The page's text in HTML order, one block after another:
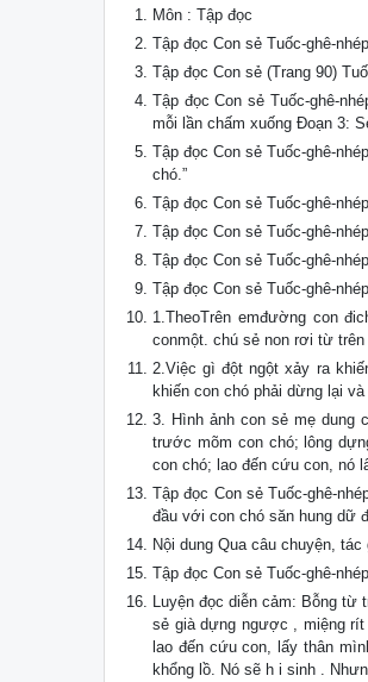
Môn : Tập đọc
Tập đọc Con sẻ Tuốc-ghê-
Tập đọc Con sẻ (Trang 90)
Tập đọc Con sẻ Tuốc-ghê-
mỗi lần chấm xuống Đoạn 3:
Tập đọc Con sẻ Tuốc-ghê-
chó.”
Tập đọc Con sẻ Tuốc-ghê-
Tập đọc Con sẻ Tuốc-ghê-
Tập đọc Con sẻ Tuốc-ghê-
Tập đọc Con sẻ Tuốc-ghê-
1.TheoTrên emđường con
conmột. chú sẻ non rơi từ trên
2.Việc gì đột ngột xảy ra
khiến con chó phải dừng lại và
3. Hình ảnh con sẻ mẹ dung
trước mõm con chó; lông
con chó; lao đến cứu con, nó
Tập đọc Con sẻ Tuốc-ghê-
đầu với con chó săn hung dữ
Nội dung Qua câu chuyện,
Tập đọc Con sẻ Tuốc-ghê-
Luyện đọc diễn cảm: Bỗng từ
sẻ già dựng ngược , miệng
lao đến cứu con, lấy thân
khổng lồ. Nó sẽ h i sinh .